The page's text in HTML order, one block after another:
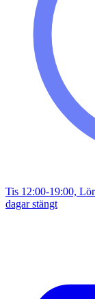
Tis 12:00-19:00,
dagar stängt